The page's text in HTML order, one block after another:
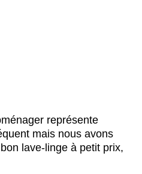
représente
mais nous avons
lave-linge à petit prix,